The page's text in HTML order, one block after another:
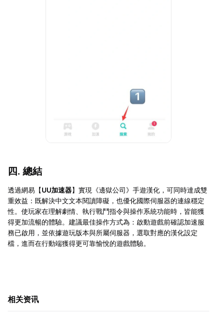
四. 總結
透過網易【UU加速器】實現《邊獄公司》手遊漢化，可同時達成雙
重效益：既解決中文文本閱讀障礙，也優化國際伺服器的連線穩定
性。使玩家在理解劇情、執行戰鬥指令與操作系統功能時，皆能獲
得更加流暢的體驗。建議最佳操作方式為：啟動遊戲前確認加速服
務已啟用，並依據遊玩版本與所屬伺服器，選取對應的漢化設定
檔，進而在行動端獲得更可靠愉悅的遊戲體驗。
相关资讯